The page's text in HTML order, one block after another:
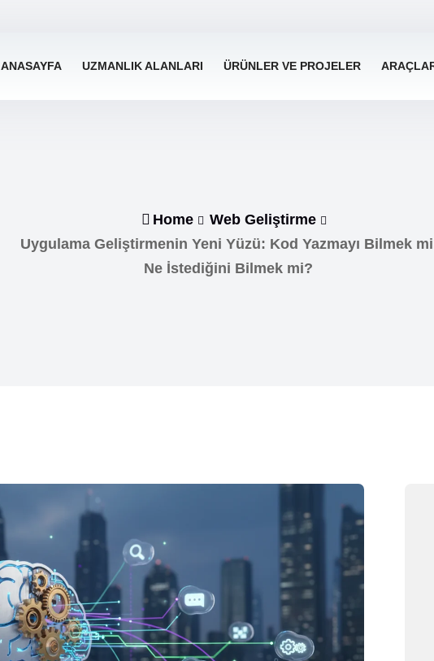
ANASAYFA UZMANLIK ALANLARI ÜRÜNLER VE PROJELER
Home
Web Geliştirme
Uygulama Geliştirmenin Yeni Yüzü: Kod Yazmayı Bilmek
Ne İstediğini Bilmek mi?